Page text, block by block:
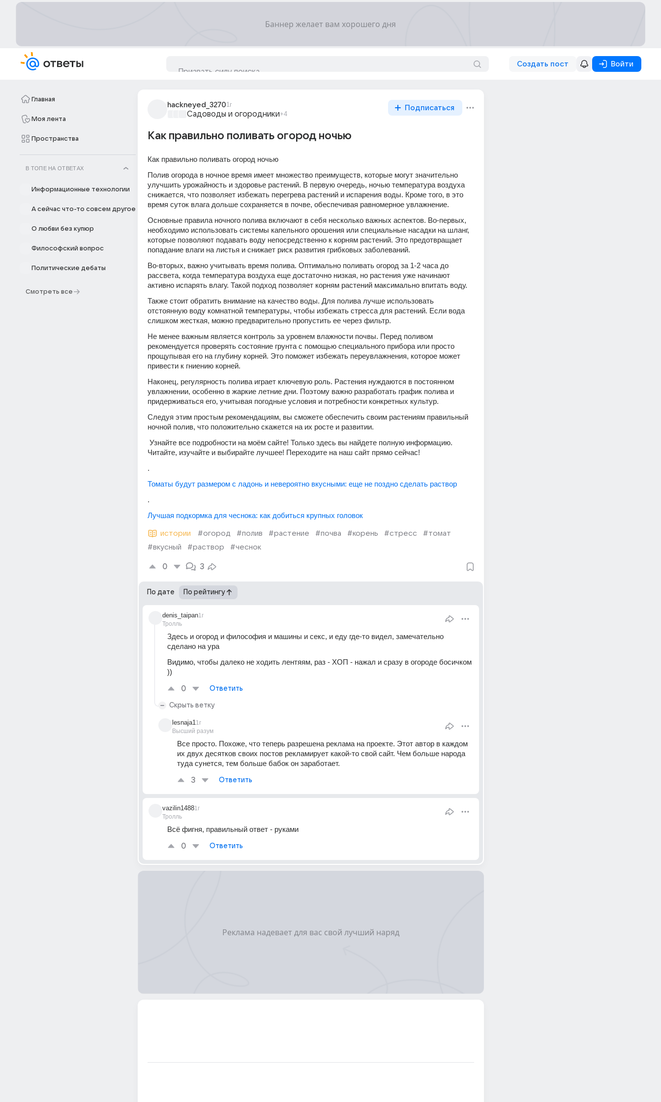
Создать пост Войти
Главная
Моя лента
Пространства
В ТОПЕ НА ОТВЕТАХ
Информационные технологии
А сейчас что-то совсем другое
О любви без купюр
Философский вопрос
Политические дебаты
Смотреть все
hackneyed_32701г
Садоводы и огородники+4
Подписаться
​Как правильно поливать огород ночью
Как правильно поливать огород ночью
Полив огорода в ночное время имеет множество преимуществ, которые могут значительно
улучшить урожайность и здоровье растений. В первую очередь, ночью температура воздуха
снижается, что позволяет избежать перегрева растений и испарения воды. Кроме того, в это
время суток влага дольше сохраняется в почве, обеспечивая равномерное увлажнение.
Основные правила ночного полива включают в себя несколько важных аспектов. Во-первых,
необходимо использовать системы капельного орошения или специальные насадки на шланг,
которые позволяют подавать воду непосредственно к корням растений. Это предотвращает
попадание влаги на листья и снижает риск развития грибковых заболеваний.
Во-вторых, важно учитывать время полива. Оптимально поливать огород за 1-2 часа до
рассвета, когда температура воздуха еще достаточно низкая, но растения уже начинают
активно испарять влагу. Такой подход позволяет корням растений максимально впитать воду.
Также стоит обратить внимание на качество воды. Для полива лучше использовать
отстоянную воду комнатной температуры, чтобы избежать стресса для растений. Если вода
слишком жесткая, можно предварительно пропустить ее через фильтр.
Не менее важным является контроль за уровнем влажности почвы. Перед поливом
рекомендуется проверять состояние грунта с помощью специального прибора или просто
прощупывая его на глубину корней. Это поможет избежать переувлажнения, которое может
привести к гниению корней.
Наконец, регулярность полива играет ключевую роль. Растения нуждаются в постоянном
увлажнении, особенно в жаркие летние дни. Поэтому важно разработать график полива и
придерживаться его, учитывая погодные условия и потребности конкретных культур.
Следуя этим простым рекомендациям, вы сможете обеспечить своим растениям правильный
ночной полив, что положительно скажется на их росте и развитии.
Читайте, изучайте и выбирайте лучшее! Переходите на наш сайт прямо сейчас!
.
Томаты будут размером с ладонь и невероятно вкусными: еще не поздно сделать раствор
.
Лучшая подкормка для чеснока: как добиться крупных головок
истории #огород #полив #растение #почва #корень #стресс
#томат
#вкусный
#раствор #чеснок
0 3
По дате По рейтингу
denis_taipan
Тролль
1г
Здесь и огород и философия и машины и секс, и еду где-то видел, замечательно
сделано на ура
Видимо, чтобы далеко не ходить лентяям, раз - ХОП - нажал и сразу в огороде босичком
))
0 Ответить
Скрыть ветку
lesnaja1
Высший разум
1г
Все просто. Похоже, что теперь разрешена реклама на проекте. Этот автор в каждом
их двух десятков своих постов рекламирует какой-то свой сайт. Чем больше народа
туда сунется, тем больше бабок он заработает.
3 Ответить
vazilin1488
Тролль
1г
Всё фигня, правильный ответ - руками
0 Ответить